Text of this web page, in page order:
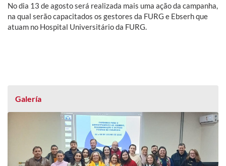
No dia 13 de agosto será realizada mais uma ação da campanha,
na qual serão capacitados os gestores da FURG e Ebserh que
atuam no Hospital Universitário da FURG.
Galería